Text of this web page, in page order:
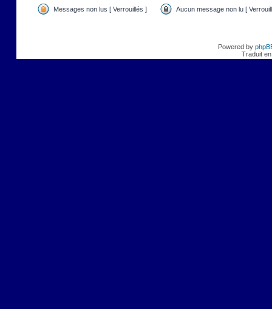
Messages non lus [ Verrouillés ] Aucun message non lu [
Powered by
Traduit